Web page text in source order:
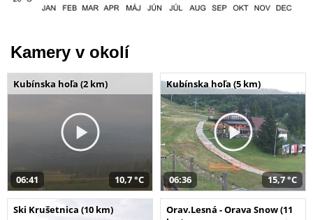
Kamery v okolí
Kubínska hoľa (2 km)
06:41 10,7 °C
Kubínska hoľa (5 km)
06:36 15,7 °C
Ski Krušetnica (10 km)
Orav.Lesná - Orava Snow (11